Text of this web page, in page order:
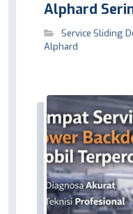
Alphard
Service Sliding
Alphard